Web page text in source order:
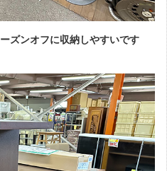
ズンオフに収納しやすいです